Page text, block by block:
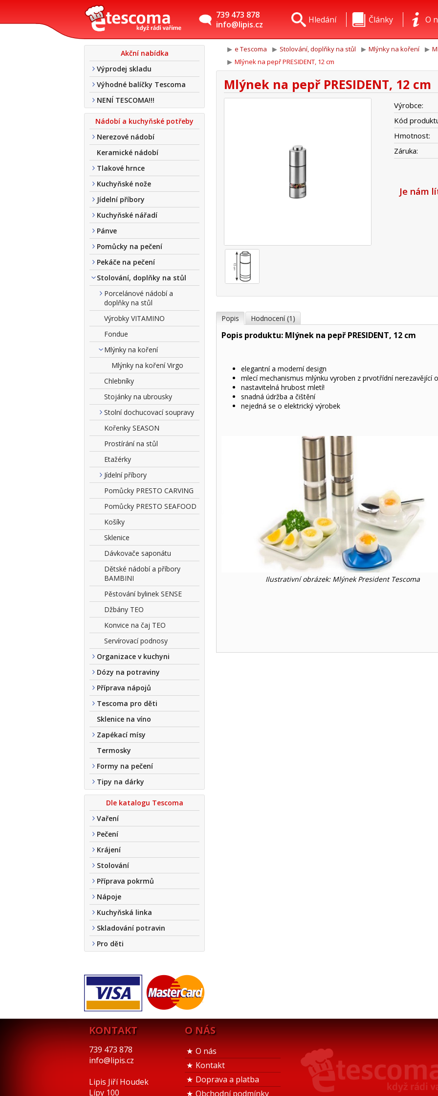
739 473 878
info@lipis.cz
O
Články
Hledání
Akční nabídka
Výprodej skladu
Výhodné balíčky Tescoma
NENÍ TESCOMA!!!
Nádobí a kuchyňské potřeby
Nerezové nádobí
Keramické nádobí
Tlakové hrnce
Kuchyňské nože
Jídelní příbory
Kuchyňské nářadí
Pánve
Pomůcky na pečení
Pekáče na pečení
Stolování, doplňky na stůl
Porcelánové nádobí a
doplňky na stůl
Výrobky VITAMINO
Fondue
Mlýnky na koření
Mlýnky na koření Virgo
Chlebníky
Stojánky na ubrousky
Stolní dochucovací soupravy
Kořenky SEASON
Prostírání na stůl
Etažérky
Jídelní příbory
Pomůcky PRESTO CARVING
Pomůcky PRESTO SEAFOOD
Košíky
Sklenice
Dávkovače saponátu
Dětské nádobí a příbory
BAMBINI
Pěstování bylinek SENSE
Džbány TEO
Konvice na čaj TEO
Servírovací podnosy
Organizace v kuchyni
Dózy na potraviny
Příprava nápojů
Tescoma pro děti
Sklenice na víno
Zapékací mísy
Termosky
Formy na pečení
Tipy na dárky
Dle katalogu Tescoma
Vaření
Pečení
Krájení
Stolování
Příprava pokrmů
Nápoje
Kuchyňská linka
Skladování potravin
Pro děti
e Tescoma Stolování, doplňky na stůl Mlýnky na koření
Mlýnek na pepř PRESIDENT, 12 cm
Mlýnek na pepř PRESIDENT, 12 cm
Výrobce:
Kód
Hmotnost:
Záruka:
Je nám
Popis Hodnocení (1)
Popis produktu: Mlýnek na pepř PRESIDENT, 12 cm
elegantní a moderní design
mlecí mechanismus mlýnku vyroben z prvotřídní nerezavějící
nastavitelná hrubost mletí!
snadná údržba a čištění
nejedná se o elektrický výrobek
Ilustrativní obrázek: Mlýnek President Tescoma
KONTAKT
739 473 878
info@lipis.cz
Lipis Jiří Houdek
Lípy 100
O NÁS
O nás
Kontakt
Doprava a platba
Obchodní podmínky